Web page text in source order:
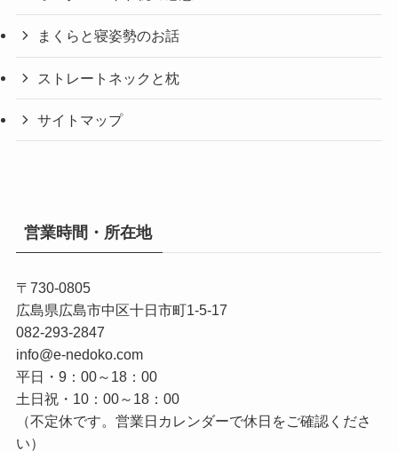
まくらと寝姿勢のお話
ストレートネックと枕
サイトマップ
営業時間・所在地
〒730-0805
広島県広島市中区十日市町1-5-17
082-293-2847
info@e-nedoko.com
平日・9：00～18：00
土日祝・10：00～18：00
（不定休です。営業日カレンダーで休日をご確認くださ
い）